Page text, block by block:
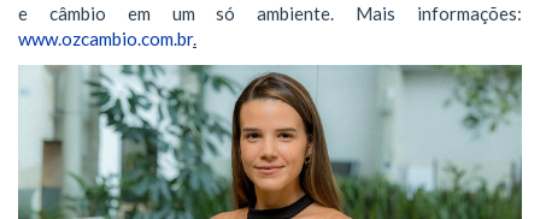
e câmbio em um só ambiente. Mais informações:
www.ozcambio.com.br.